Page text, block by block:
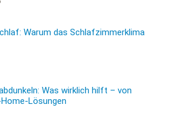
Warum das Schlafzimmerklima
Was wirklich hilft – von
Lösungen